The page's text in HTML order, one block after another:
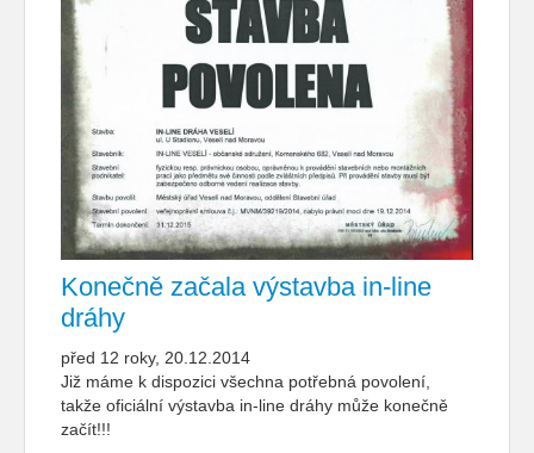
Konečně začala výstavba in-line
dráhy
před 12 roky, 20.12.2014
Již máme k dispozici všechna potřebná povolení,
takže oficiální výstavba in-line dráhy může konečně
začít!!!